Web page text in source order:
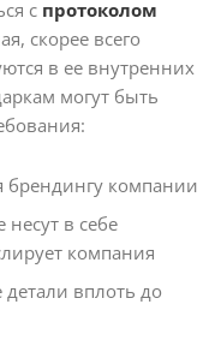
с протоколом
скорее всего
в ее внутренних
могут быть
брендингу компании
в себе
компания
вплоть до